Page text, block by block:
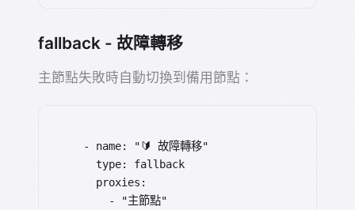
fallback - 故障轉移
主節點失敗時自動切換到備用節點：
  - name: "🔰 故障轉移"
    type: fallback
    proxies:
      - "主節點"